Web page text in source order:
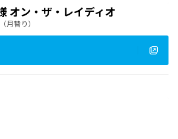
オン・ザ・レイディオ
月替り）